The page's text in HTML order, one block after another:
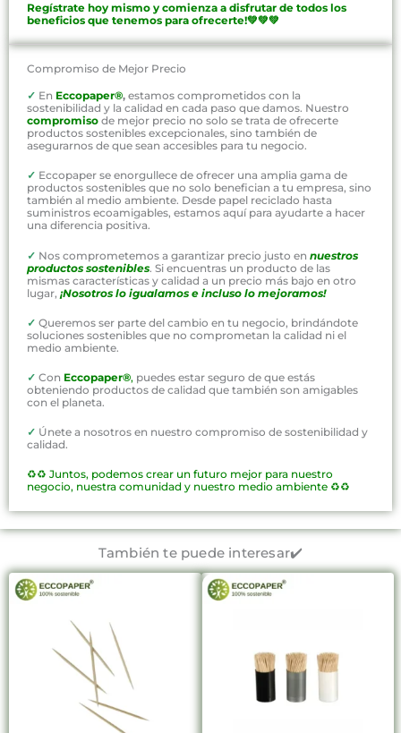
Regístrate hoy mismo y comienza a disfrutar de todos los
beneficios que tenemos para ofrecerte!💚💚💚
Compromiso de Mejor Precio
✓ En Eccopaper®, estamos comprometidos con la
sostenibilidad y la calidad en cada paso que damos. Nuestro
compromiso de mejor precio no solo se trata de ofrecerte
productos sostenibles excepcionales, sino también de
asegurarnos de que sean accesibles para tu negocio.
✓ Eccopaper se enorgullece de ofrecer una amplia gama de
productos sostenibles que no solo benefician a tu empresa, sino
también al medio ambiente. Desde papel reciclado hasta
suministros ecoamigables, estamos aquí para ayudarte a hacer
una diferencia positiva.
✓ Nos comprometemos a garantizar precio justo en nuestros
productos sostenibles. Si encuentras un producto de las
mismas características y calidad a un precio más bajo en otro
lugar, ¡Nosotros lo igualamos e incluso lo mejoramos!
✓ Queremos ser parte del cambio en tu negocio, brindándote
soluciones sostenibles que no comprometan la calidad ni el
medio ambiente.
✓ Con Eccopaper®, puedes estar seguro de que estás
obteniendo productos de calidad que también son amigables
con el planeta.
✓ Únete a nosotros en nuestro compromiso de sostenibilidad y
calidad.
♻️♻️ Juntos, podemos crear un futuro mejor para nuestro
negocio, nuestra comunidad y nuestro medio ambiente ♻️♻️
También te puede interesar✔️